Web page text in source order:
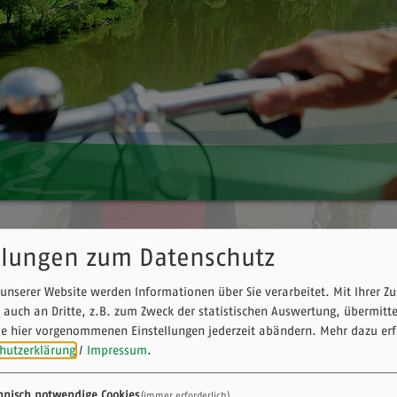
und im Stadtteil Wernfeld die Wern in den Main, gaben
Täler der Nebenflüsse, der Wald des Spessarts
in ihrer Vielfalt je nach Wunsch zu Ruhe und
Radwegenetz zur Verfügung: sei es der
zum Datenschutz
unserer Website werden Informationen über Sie verarbeitet. Mit Ihrer
auch an Dritte, z.B. zum Zweck der statistischen Auswertung,
hier vorgenommenen Einstellungen jederzeit abändern. Mehr dazu
/ Impressum.